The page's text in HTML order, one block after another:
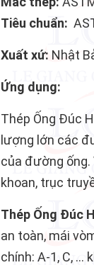
Tiêu chuẩn:
Xuất xứ: Nhật
Ứng dụng:
Thép Ống Đúc
lượng lớn các
của đường ống.
khoan, trục
Thép Ống Đúc
an toàn, mái
chính: A-1, C,